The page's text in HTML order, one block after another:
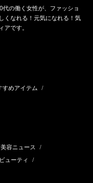
の働く女性が、ファッショ
くなれる！元気になれる！気
アです。
すめアイテム /
容ニュース /
ューティ /